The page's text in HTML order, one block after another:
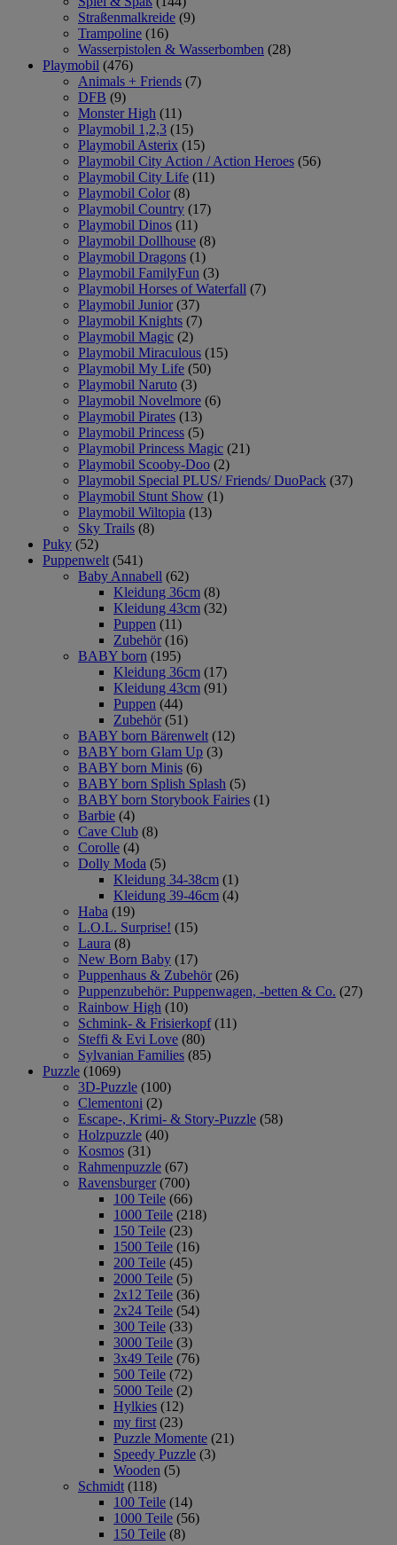
Straßenmalkreide (9)
Trampoline (16)
Wasserpistolen & Wasserbomben (28)
Playmobil (476)
Animals + Friends (7)
DFB (9)
Monster High (11)
Playmobil 1,2,3 (15)
Playmobil Asterix (15)
Playmobil City Action / Action Heroes (56)
Playmobil City Life (11)
Playmobil Color (8)
Playmobil Country (17)
Playmobil Dinos (11)
Playmobil Dollhouse (8)
Playmobil Dragons (1)
Playmobil FamilyFun (3)
Playmobil Horses of Waterfall (7)
Playmobil Junior (37)
Playmobil Knights (7)
Playmobil Magic (2)
Playmobil Miraculous (15)
Playmobil My Life (50)
Playmobil Naruto (3)
Playmobil Novelmore (6)
Playmobil Pirates (13)
Playmobil Princess (5)
Playmobil Princess Magic (21)
Playmobil Scooby-Doo (2)
Playmobil Special PLUS/ Friends/ DuoPack (37)
Playmobil Stunt Show (1)
Playmobil Wiltopia (13)
Sky Trails (8)
Puky (52)
Puppenwelt (541)
Baby Annabell (62)
Kleidung 36cm (8)
Kleidung 43cm (32)
Puppen (11)
Zubehör (16)
BABY born (195)
Kleidung 36cm (17)
Kleidung 43cm (91)
Puppen (44)
Zubehör (51)
BABY born Bärenwelt (12)
BABY born Glam Up (3)
BABY born Minis (6)
BABY born Splish Splash (5)
BABY born Storybook Fairies (1)
Barbie (4)
Cave Club (8)
Corolle (4)
Dolly Moda (5)
Kleidung 34-38cm (1)
Kleidung 39-46cm (4)
Haba (19)
L.O.L. Surprise! (15)
Laura (8)
New Born Baby (17)
Puppenhaus & Zubehör (26)
Puppenzubehör: Puppenwagen, -betten & Co. (27)
Rainbow High (10)
Schmink- & Frisierkopf (11)
Steffi & Evi Love (80)
Sylvanian Families (85)
Puzzle (1069)
3D-Puzzle (100)
Clementoni (2)
Escape-, Krimi- & Story-Puzzle (58)
Holzpuzzle (40)
Kosmos (31)
Rahmenpuzzle (67)
Ravensburger (700)
100 Teile (66)
1000 Teile (218)
150 Teile (23)
1500 Teile (16)
200 Teile (45)
2000 Teile (5)
2x12 Teile (36)
2x24 Teile (54)
300 Teile (33)
3000 Teile (3)
3x49 Teile (76)
500 Teile (72)
5000 Teile (2)
Hylkies (12)
my first (23)
Puzzle Momente (21)
Speedy Puzzle (3)
Wooden (5)
Schmidt (118)
100 Teile (14)
1000 Teile (56)
150 Teile (8)